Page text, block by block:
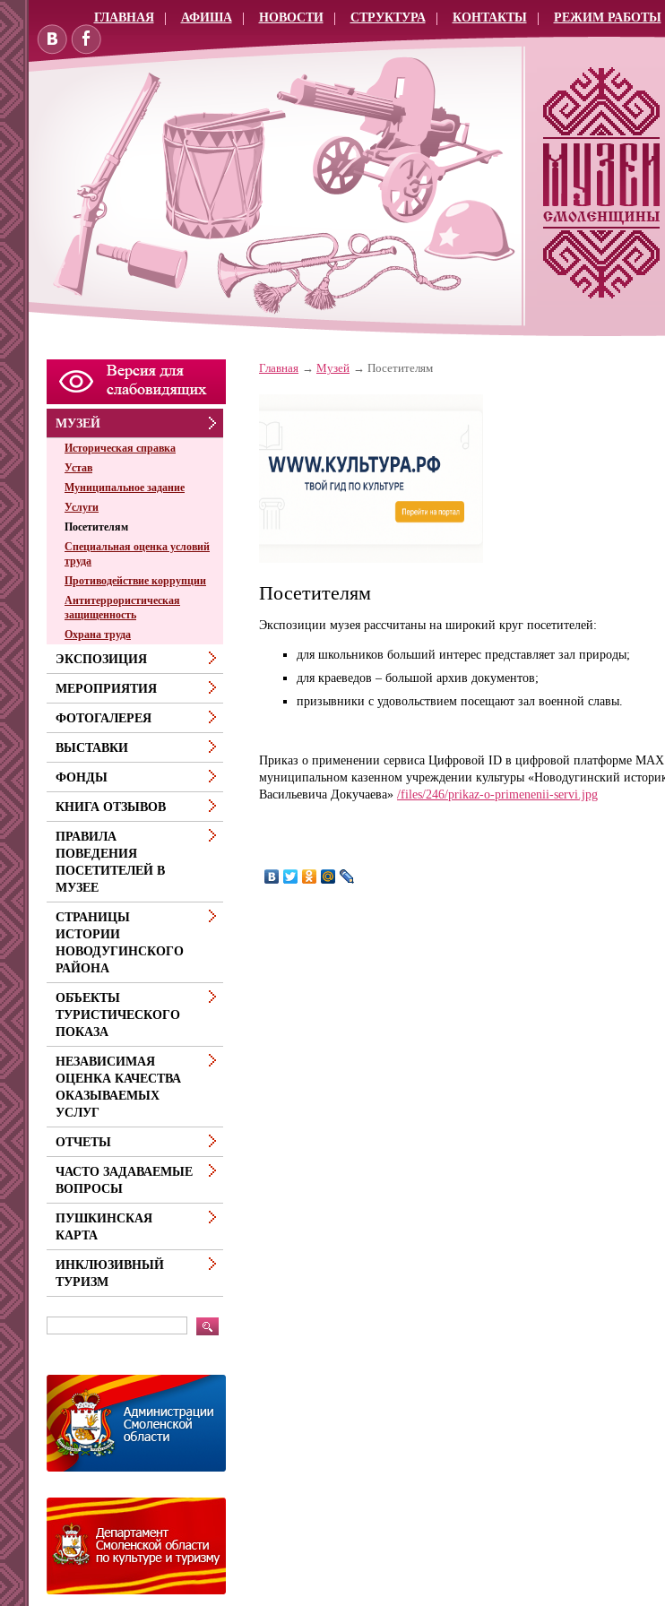
ГЛАВНАЯ АФИША НОВОСТИ СТРУКТУРА КОНТАКТЫ РЕЖИМ РАБОТЫ
Главная Музей Посетителям
Посетителям
Экспозиции музея рассчитаны на широкий круг посетителей:
для школьников больший интерес представляет зал природы;
для краеведов – большой архив документов;
призывники с удовольствием посещают зал военной славы.
Приказ о применении сервиса Цифровой ID в цифровой платформе МАХ
муниципальном казенном учреждении культуры «Новодугинский
Васильевича Докучаева» /files/246/prikaz-o-primenenii-servi.jpg
МУЗЕЙ
Историческая справка
Устав
Муниципальное задание
Услуги
Посетителям
Специальная оценка условий
труда
Противодействие коррупции
Антитеррористическая
защищенность
Охрана труда
ЭКСПОЗИЦИЯ
МЕРОПРИЯТИЯ
ФОТОГАЛЕРЕЯ
ВЫСТАВКИ
ФОНДЫ
КНИГА ОТЗЫВОВ
ПРАВИЛА
ПОВЕДЕНИЯ
ПОСЕТИТЕЛЕЙ В
МУЗЕЕ
СТРАНИЦЫ
ИСТОРИИ
НОВОДУГИНСКОГО
РАЙОНА
ОБЪЕКТЫ
ТУРИСТИЧЕСКОГО
ПОКАЗА
НЕЗАВИСИМАЯ
ОЦЕНКА КАЧЕСТВА
ОКАЗЫВАЕМЫХ
УСЛУГ
ОТЧЕТЫ
ЧАСТО ЗАДАВАЕМЫЕ
ВОПРОСЫ
ПУШКИНСКАЯ
КАРТА
ИНКЛЮЗИВНЫЙ
ТУРИЗМ